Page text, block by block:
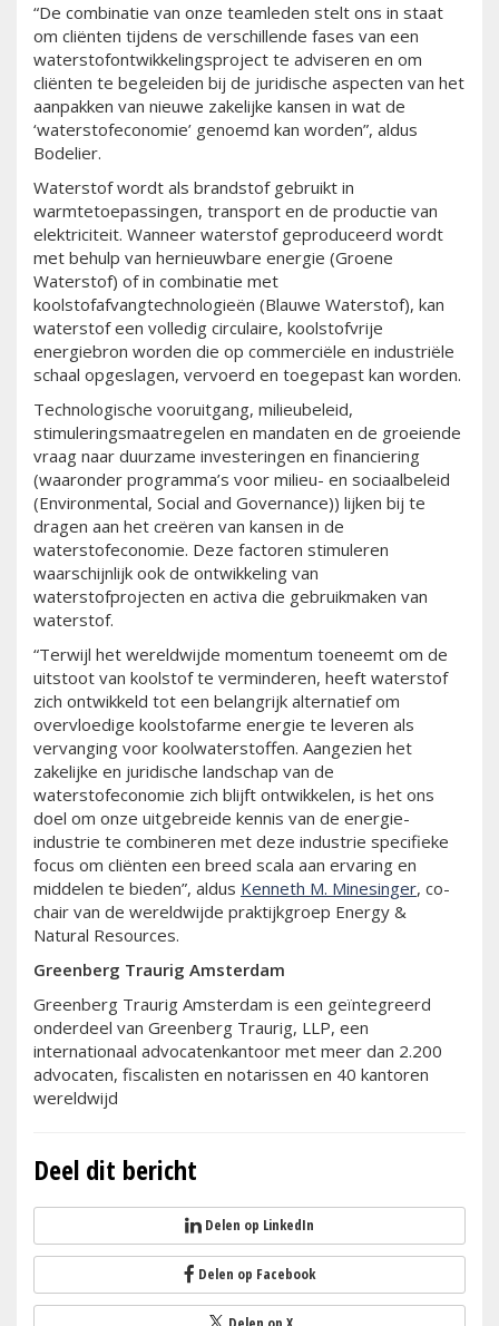
“De combinatie van onze teamleden stelt ons in staat
om cliënten tijdens de verschillende fases van een
waterstofontwikkelingsproject te adviseren en om
cliënten te begeleiden bij de juridische aspecten van het
aanpakken van nieuwe zakelijke kansen in wat de
‘waterstofeconomie’ genoemd kan worden”, aldus
Bodelier.
Waterstof wordt als brandstof gebruikt in
warmtetoepassingen, transport en de productie van
elektriciteit. Wanneer waterstof geproduceerd wordt
met behulp van hernieuwbare energie (Groene
Waterstof) of in combinatie met
koolstofafvangtechnologieën (Blauwe Waterstof), kan
waterstof een volledig circulaire, koolstofvrije
energiebron worden die op commerciële en industriële
schaal opgeslagen, vervoerd en toegepast kan worden.
Technologische vooruitgang, milieubeleid,
stimuleringsmaatregelen en mandaten en de groeiende
vraag naar duurzame investeringen en financiering
(waaronder programma’s voor milieu- en sociaalbeleid
(Environmental, Social and Governance)) lijken bij te
dragen aan het creëren van kansen in de
waterstofeconomie. Deze factoren stimuleren
waarschijnlijk ook de ontwikkeling van
waterstofprojecten en activa die gebruikmaken van
waterstof.
“Terwijl het wereldwijde momentum toeneemt om de
uitstoot van koolstof te verminderen, heeft waterstof
zich ontwikkeld tot een belangrijk alternatief om
overvloedige koolstofarme energie te leveren als
vervanging voor koolwaterstoffen. Aangezien het
zakelijke en juridische landschap van de
waterstofeconomie zich blijft ontwikkelen, is het ons
doel om onze uitgebreide kennis van de energie-
industrie te combineren met deze industrie specifieke
focus om cliënten een breed scala aan ervaring en
middelen te bieden”, aldus Kenneth M. Minesinger, co-
chair van de wereldwijde praktijkgroep Energy &
Natural Resources.
Greenberg Traurig Amsterdam
Greenberg Traurig Amsterdam is een geïntegreerd
onderdeel van Greenberg Traurig, LLP, een
internationaal advocatenkantoor met meer dan 2.200
advocaten, fiscalisten en notarissen en 40 kantoren
wereldwijd
Deel dit bericht
Delen op LinkedIn
Delen op Facebook